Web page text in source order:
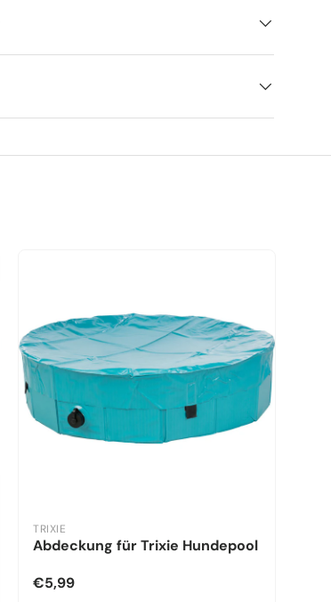
TRIXIE
Abdeckung für Trixie Hundepool
€5,99